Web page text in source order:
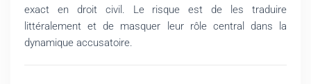
exact en droit civil. Le risque est de les traduire
littéralement et de masquer leur rôle central dans la
dynamique accusatoire.